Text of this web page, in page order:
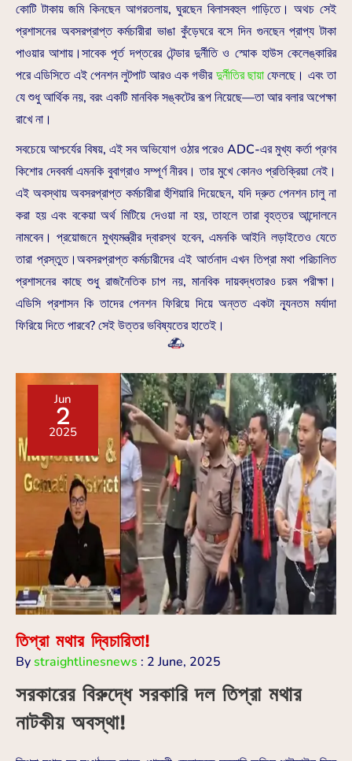
কোটি টাকায় জমি কিনছেন আগরতলায়, ঘুরছেন বিলাসবহুল গাড়িতে। অথচ সেই
প্রশাসনের অবসরপ্রাপ্ত কর্মচারীরা ভাঙা কুঁড়েঘরে বসে দিন গুনছেন প্রাপ্য টাকা
পাওয়ার আশায়।সাবেক পূর্ত দপ্তরের টেন্ডার দুর্নীতি ও স্মোক হাউস কেলেঙ্কারির
পরে এডিসিতে এই পেনশন লুটপাট আরও এক গভীরদুর্নীতির ছায়াফেলছে। এবং তা
যে শুধু আর্থিক নয়, বরং একটি মানবিক সঙ্কটের রূপ নিয়েছে—তা আর বলার অপেক্ষা
রাখে না।
সবচেয়ে আশ্চর্যের বিষয়, এই সব অভিযোগ ওঠার পরেও ADC-এর মুখ্য কর্তা প্রণব
কিশোর দেববর্মা এমনকি বুবাগ্রাও সম্পূর্ণ নীরব। তার মুখে কোনও প্রতিক্রিয়া নেই।
এই অবস্থায় অবসরপ্রাপ্ত কর্মচারীরা হুঁশিয়ারি দিয়েছেন, যদি দ্রুত পেনশন চালু না
করা হয় এবং বকেয়া অর্থ মিটিয়ে দেওয়া না হয়, তাহলে তারা বৃহত্তর আন্দোলনে
নামবেন। প্রয়োজনে মুখ্যমন্ত্রীর দ্বারস্থ হবেন, এমনকি আইনি লড়াইতেও যেতে
তারা প্রস্তুত।অবসরপ্রাপ্ত কর্মচারীদের এই আর্তনাদ এখন তিপ্রা মথা পরিচালিত
প্রশাসনের কাছে শুধু রাজনৈতিক চাপ নয়, মানবিক দায়বদ্ধতারও চরম পরীক্ষা।
এডিসি প্রশাসন কি তাদের পেনশন ফিরিয়ে দিয়ে অন্তত একটা ন্যূনতম মর্যাদা
ফিরিয়ে দিতে পারবে? সেই উত্তর ভবিষ্যতের হাতেই।
Jun
2
2025
তিপ্রা মথার দ্বিচারিতা!
Bystraightlinesnews : 2 June, 2025
সরকারের বিরুদ্ধে সরকারি দল তিপ্রা মথার
নাটকীয় অবস্থা!